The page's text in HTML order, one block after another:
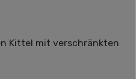
Kunstwerk festhalten